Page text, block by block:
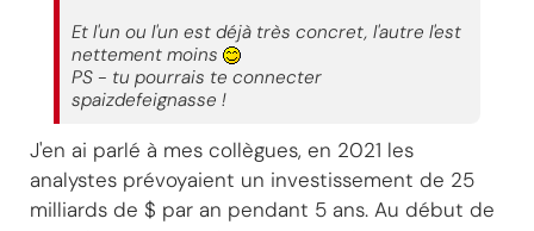
Et l'un ou l'un est déjà très concret, l'autre l'est
nettement moins
PS - tu pourrais te connecter
spaizdefeignasse !
J'en ai parlé à mes collègues, en 2021 les
analystes prévoyaient un investissement de 25
milliards de $ par an pendant 5 ans. Au début de